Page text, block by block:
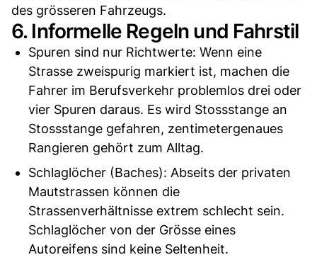
des grösseren Fahrzeugs.
6. Informelle Regeln und Fahrstil
Spuren sind nur Richtwerte: Wenn eine
Strasse zweispurig markiert ist, machen die
Fahrer im Berufsverkehr problemlos drei oder
vier Spuren daraus. Es wird Stossstange an
Stossstange gefahren, zentimetergenaues
Rangieren gehört zum Alltag.
Schlaglöcher (Baches): Abseits der privaten
Mautstrassen können die
Strassenverhältnisse extrem schlecht sein.
Schlaglöcher von der Grösse eines
Autoreifens sind keine Seltenheit.